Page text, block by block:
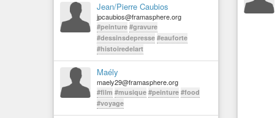
Jean/Pierre Caubios
jpcaubios@framasphere.org
#peinture #gravure
#dessinsdepresse #eauforte
#histoiredelart
Maély
maely29@framasphere.org
#film #musique #peinture #food
#voyage